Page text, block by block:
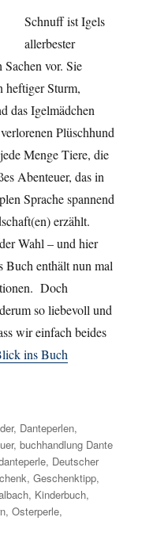
Schnuff ist Igels
allerbester
Sachen vor. Sie
heftiger Sturm,
das Igelmädchen
Plüschhund
Menge Tiere, die
Abenteuer, das in
Sprache spannend
erzählt.
Wahl – und hier
enthält nun mal
Doch
so liebevoll und
wir einfach beides
ins Buch
, Danteperlen,
,buchhandlung Dante
, Deutscher
,Geschenktipp,
, Kinderbuch,
,Osterperle,